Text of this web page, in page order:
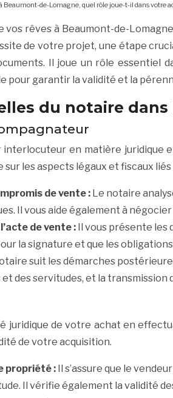
Beaumont-de-Lomagne, quel rôle joue-t-il dans votre
vos rêves à Beaumont-de-
de votre projet, une étape
Il joue un rôle
pour garantir la validité et la
du notaire
en matière juridique
les aspects légaux et fiscaux
de vente : Le notaire
Il vous aide également à
de vente : Il vous présente les
la signature et que les
suit les démarches
des servitudes, et la transmission
juridique de votre achat en
de votre acquisition.
propriété : Il s’assure que le
Il vérifie également la validité